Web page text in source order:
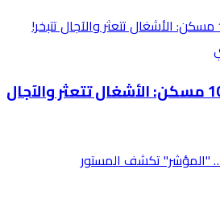
عدل 2 – مشروع 10507 مسكن: الأشغال تتعثر والآجال